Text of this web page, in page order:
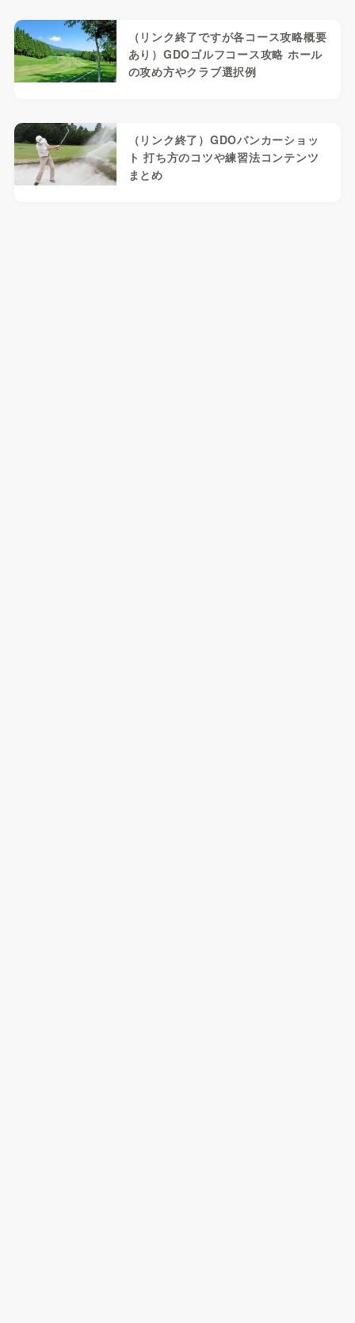
（リンク終了ですが各コース攻略概要
あり）GDOゴルフコース攻略 ホール
の攻め方やクラブ選択例
（リンク終了）GDOバンカーショッ
ト 打ち方のコツや練習法コンテンツ
まとめ